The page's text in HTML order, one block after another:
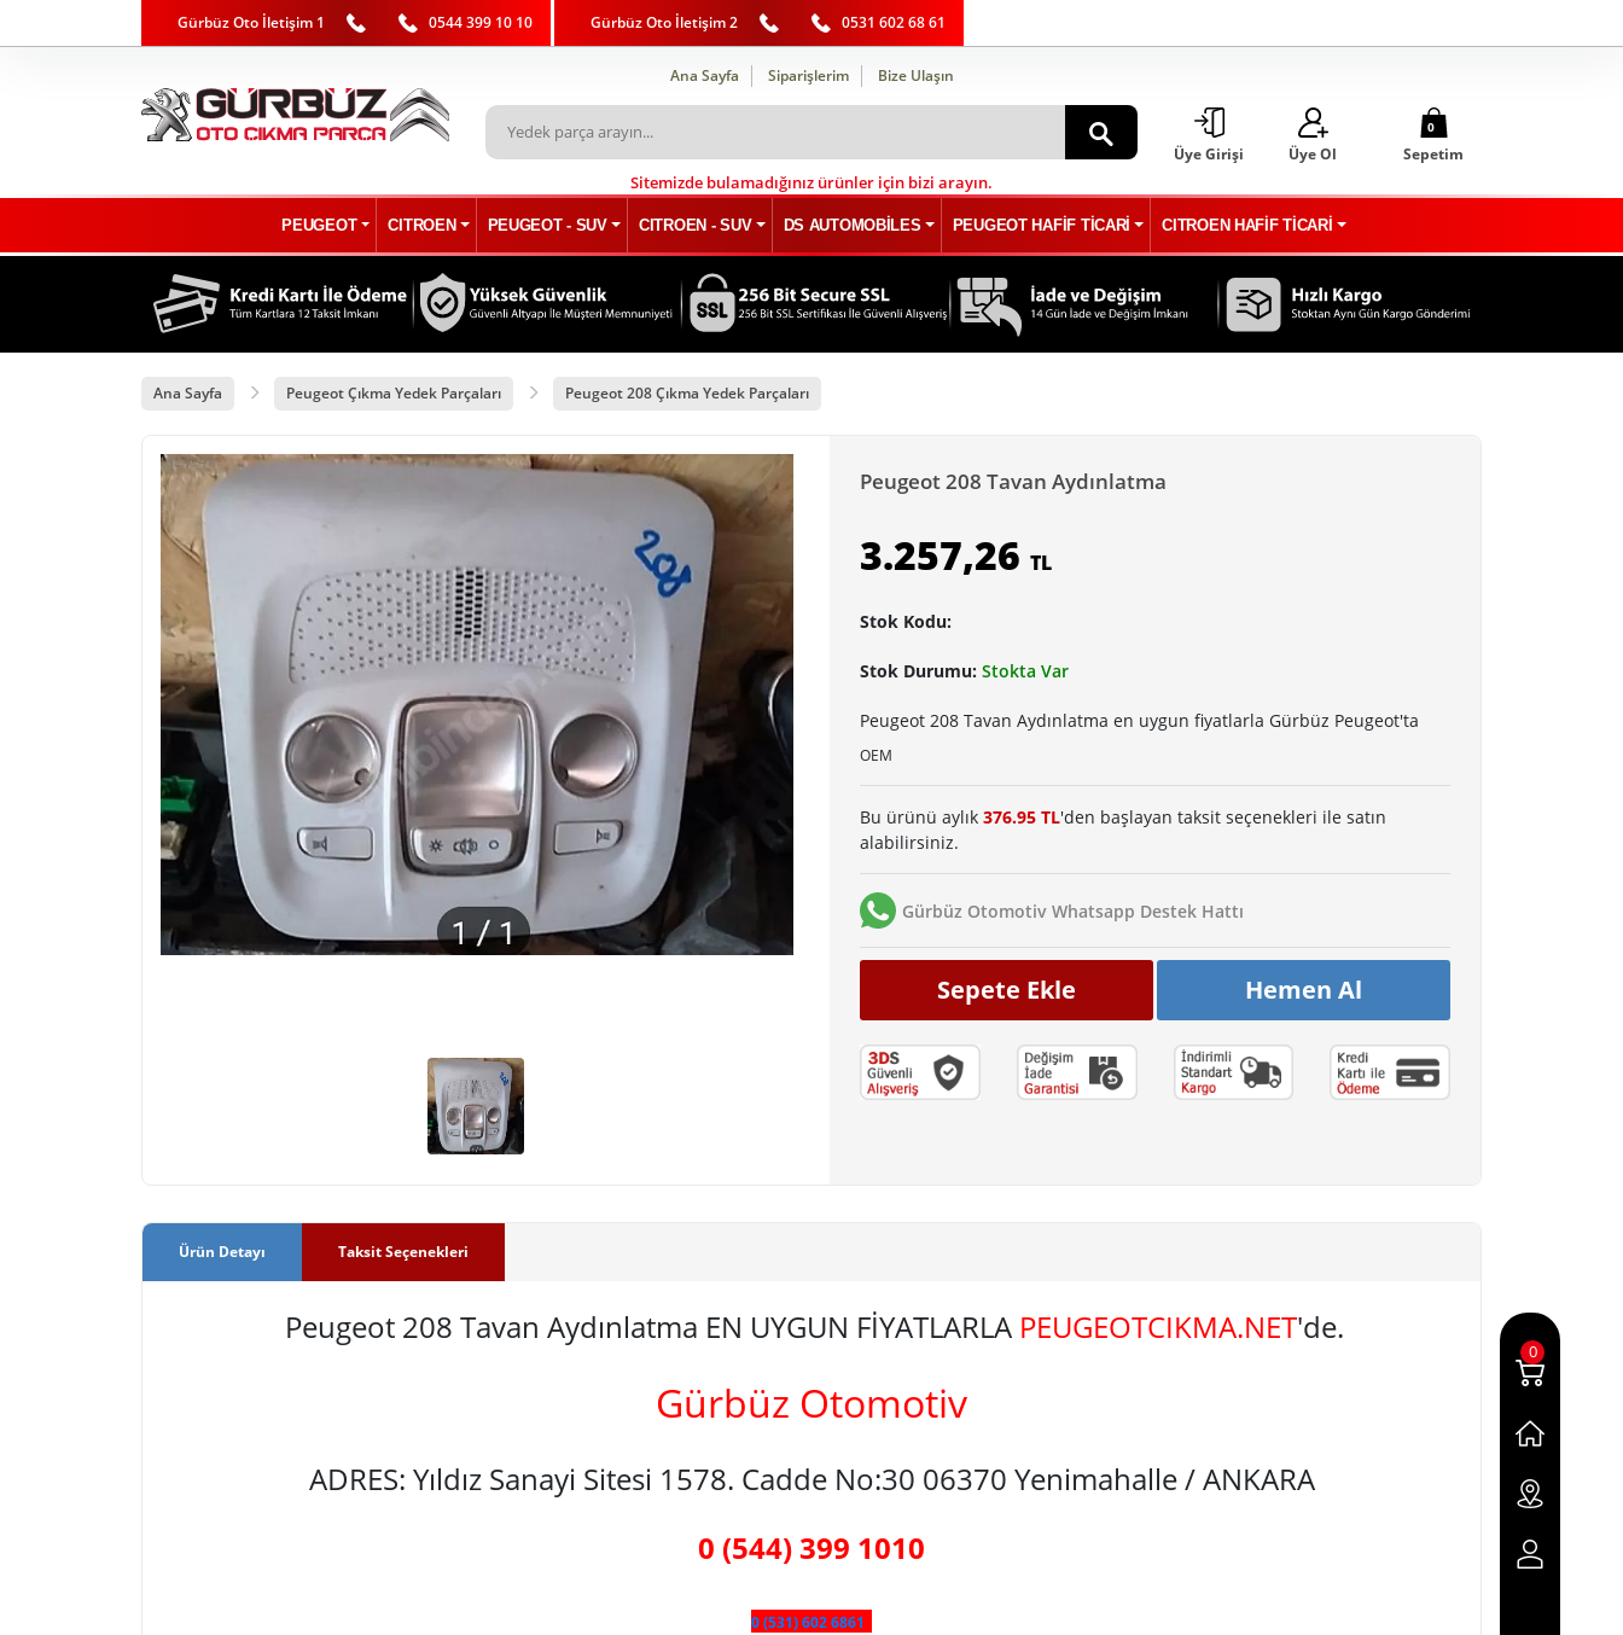
Gürbüz Oto İletişim 1 0544 399 10 10 Gürbüz Oto İletişim 2 0531 602 68 61
Ana Sayfa Siparişlerim Bize Ulaşın
Sitemizde bulamadığınız ürünler için bizi arayın.
Üye Girişi Üye Ol
0
Sepetim
PEUGEOT CITROEN PEUGEOT - SUV CITROEN - SUV DS AUTOMOBİLES PEUGEOT HAFİF TİCARİ CITROEN HAFİF TİCARİ
Ana Sayfa Peugeot Çıkma Yedek Parçaları Peugeot 208 Çıkma Yedek Parçaları
Peugeot 208 Tavan Aydınlatma
3.257,26 TL
Stok Kodu:
Stok Durumu: Stokta Var
Peugeot 208 Tavan Aydınlatma en uygun fiyatlarla Gürbüz Peugeot'ta
OEM
Bu ürünü aylık 376.95 TL'den başlayan taksit seçenekleri ile satın
alabilirsiniz.
Gürbüz Otomotiv Whatsapp Destek Hattı
Sepete Ekle Hemen Al
Ürün Detayı Taksit Seçenekleri
Peugeot 208 Tavan Aydınlatma EN UYGUN FİYATLARLA PEUGEOTCIKMA.NET'de.
Gürbüz Otomotiv
ADRES: Yıldız Sanayi Sitesi 1578. Cadde No:30 06370 Yenimahalle / ANKARA
0 (544) 399 1010
0 (531) 602 6861
0